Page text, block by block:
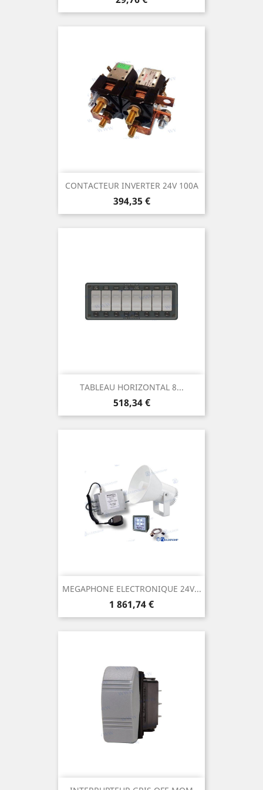
CONTACTEUR INVERTER 24V 100A
Prix
394,35 €
TABLEAU HORIZONTAL 8...
Prix
518,34 €
MEGAPHONE ELECTRONIQUE 24V...
Prix
1 861,74 €